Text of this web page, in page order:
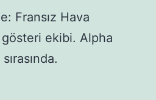
Fransız Hava
ekibi. Alpha